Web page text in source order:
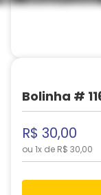
Bolinha #
R$ 30,00
ou 1x de R$ 30,00